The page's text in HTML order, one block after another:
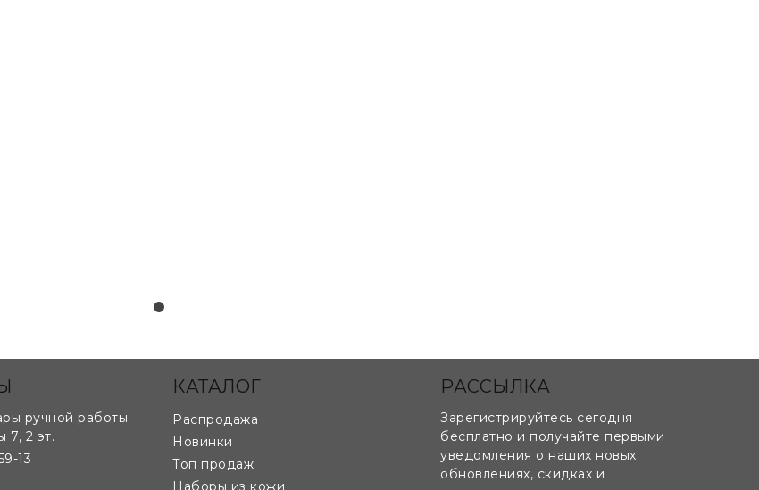
и чертежам клиента:
ручной работы
7, 2 эт.
13
КАТАЛОГ
Распродажа
Новинки
Топ продаж
Наборы из кожи
РАССЫЛКА
Зарегистрируйтесь сегодня
бесплатно и получайте первыми
уведомления о наших новых
обновлениях, скидках и